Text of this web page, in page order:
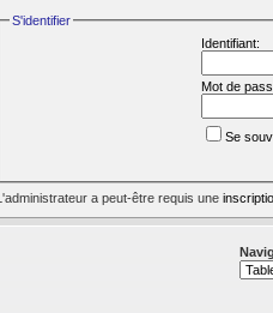
S'identifier
Identifiant:
Mot de
Se
L'administrateur a peut-être requis une